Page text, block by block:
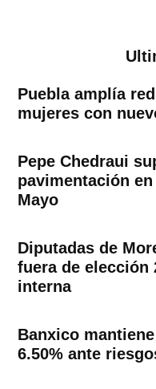
Puebla amplía
mujeres con
Pepe Chedraui
pavimentación
Mayo
Diputadas de
fuera de elección
interna
Banxico
6.50% ante